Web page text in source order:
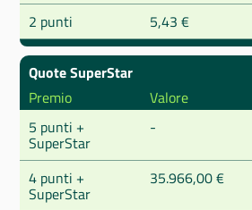
2 punti
5,43 €
Quote SuperStar
Premio
Valore
5 punti +
SuperStar
-
4 punti +
SuperStar
35.966,00 €